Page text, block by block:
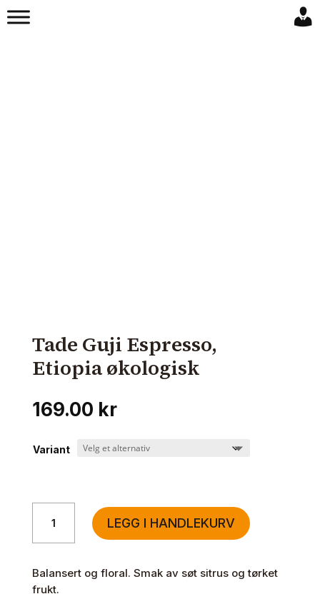
Tade Guji Espresso,
Etiopia økologisk
169.00 kr
Variant
Espresso,
økologisk
antall
LEGG I HANDLEKURV
Balansert og floral. Smak av søt sitrus og tørket
frukt.